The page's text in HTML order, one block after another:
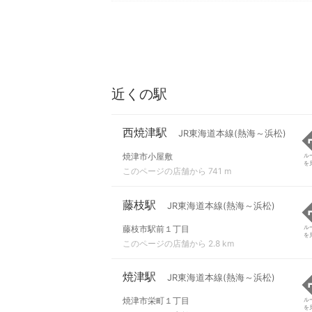
近くの駅
西焼津駅 JR東海道本線(熱海～浜松)
焼津市小屋敷
このページの店舗から 741 m
ル
を
藤枝駅 JR東海道本線(熱海～浜松)
藤枝市駅前１丁目
このページの店舗から 2.8 km
ル
を
焼津駅 JR東海道本線(熱海～浜松)
焼津市栄町１丁目
ル
を